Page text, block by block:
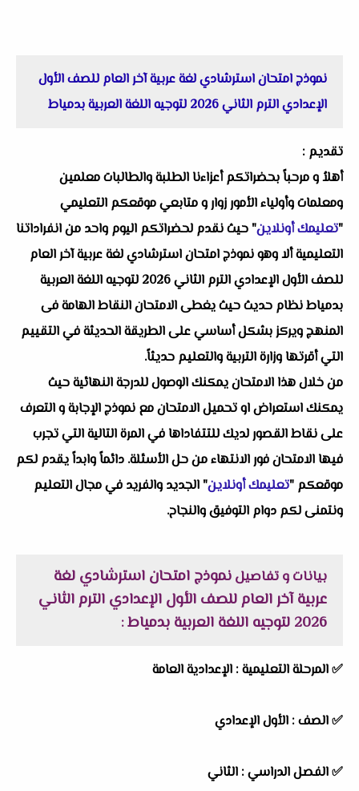
نموذج امتحان استرشادي لغة عربية آخر العام للصف الأول
الإعدادي الترم الثاني 2026 لتوجيه اللغة العربية بدمياط
تقديم :
أهلاُ و مرحباً بحضراتكم أعزاءنا الطلبة والطالبات معلمين
ومعلمات وأولياء الأمور زوار و متابعي موقعكم التعليمي
"تعليمك أونلاين" حيث نقدم لحضراتكم اليوم واحد من انفراداتنا
التعليمية ألا وهو نموذج امتحان استرشادي لغة عربية آخر العام
للصف الأول الإعدادي الترم الثاني 2026 لتوجيه اللغة العربية
بدمياط نظام حديث حيث يغطى الامتحان النقاط الهامة فى
المنهج ويركز بشكل أساسي على الطريقة الحديثة في التقييم
التي أقرتها وزارة التربية والتعليم حديثاً.
من خلال هذا الامتحان يمكنك الوصول للدرجة النهائية حيث
يمكنك استعراض او تحميل الامتحان مع نموذج الإجابة و التعرف
على نقاط القصور لديك للتتفاداها في المرة التالية التي تجرب
فيها الامتحان فور الانتهاء من حل الأسئلة. دائماً وابداً يقدم لكم
موقعكم "تعليمك أونلاين" الجديد والفريد في مجال التعليم
ونتمنى لكم دوام التوفيق والنجاح.
بيانات و تفاصيلنموذج امتحان استرشادي لغة
عربية آخر العام للصف الأول الإعدادي الترم الثاني
2026 لتوجيه اللغة العربية بدمياط
:
✅المرحلة التعليمية : الإعدادية العامة
✅الصف : الأول الإعدادي
✅الفصل الدراسي : الثاني